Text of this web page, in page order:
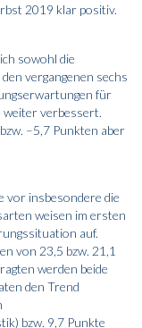
2019 klar positiv.
sowohl die
vergangenen sechs
für
weiter verbessert.
–5,7 Punkten aber
vor insbesondere die
weisen im ersten
auf.
von 23,5 bzw. 21,1
werden beide
den Trend
bzw. 9,7 Punkte